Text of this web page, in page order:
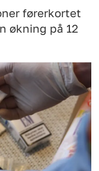
førerkortet
økning på 12